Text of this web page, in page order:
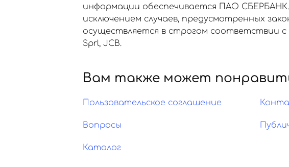
информации обеспечивается ПАО
исключением случаев, предусмотренных
осуществляется в строгом соответствии
Sprl, JCB.
Вам также может
Пользовательское соглашение
Вопросы
Каталог